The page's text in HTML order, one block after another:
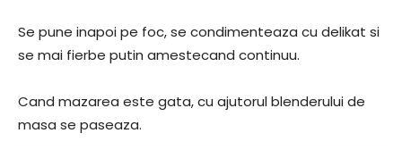
Se pune inapoi pe foc, se condimenteaza cu delikat si
se mai fierbe putin amestecand continuu.
Cand mazarea este gata, cu ajutorul blenderului de
masa se paseaza.